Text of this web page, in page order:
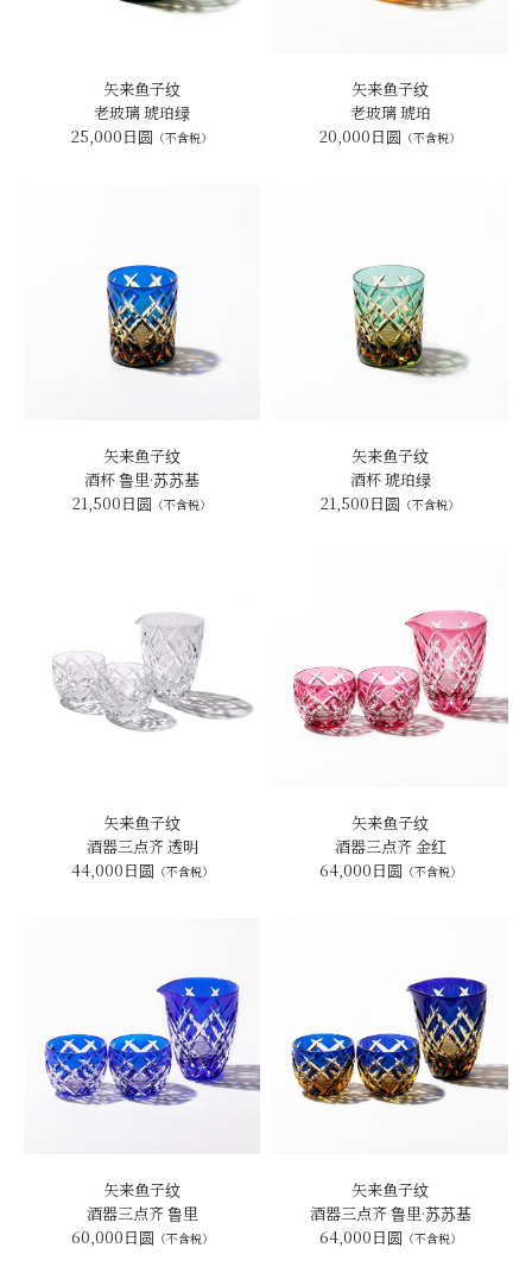
矢来鱼子纹
老玻璃 琥珀绿
25,000日圆 （不含税）
矢来鱼子纹
老玻璃 琥珀
20,000日圆 （不含税）
矢来鱼子纹
酒杯 鲁里·苏苏基
21,500日圆 （不含税）
矢来鱼子纹
酒杯 琥珀绿
21,500日圆 （不含税）
矢来鱼子纹
酒器三点齐 透明
44,000日圆 （不含税）
矢来鱼子纹
酒器三点齐 金红
64,000日圆 （不含税）
矢来鱼子纹
酒器三点齐 鲁里
60,000日圆 （不含税）
矢来鱼子纹
酒器三点齐 鲁里·苏苏基
64,000日圆 （不含税）